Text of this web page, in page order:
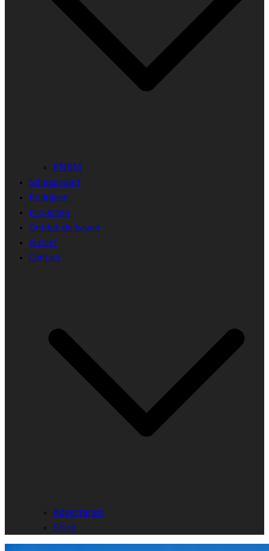
KNRM
Scheepvaart
Bedrijven
Projecten
Ontdek de haven
Archief
Contact
Adverteren
Shop